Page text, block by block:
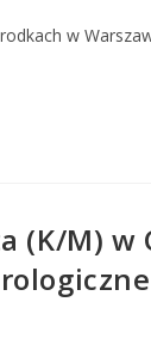
w
(K/M) w